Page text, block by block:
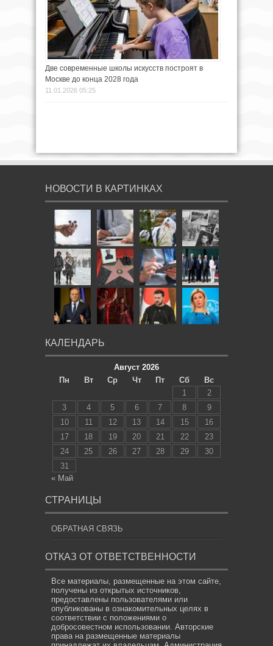
Две современные школы искусств построят в
Москве до конца 2028 года
11.01.2026 05:25
НОВОСТИ В КАРТИНКАХ
КАЛЕНДАРЬ
Август 2026
Пн
Вт Ср Чт Пт Сб
Вс
1
2
3
4 5 6 7 8
9
10
11 12 13 14 15
16
17
18 19 20 21 22
23
24
25 26 27 28 29
30
31
« Май
СТРАНИЦЫ
ОБРАТНАЯ СВЯЗЬ
ОТКАЗ ОТ ОТВЕТСТВЕННОСТИ
Все материалы, размещенные на этом сайте,
получены из открытых источников,
предоставлены пользователями или
опубликованы в ознакомительных целях в
соответствии с положениями о
добросовестном использовании. Авторские
права на размещенные материалы